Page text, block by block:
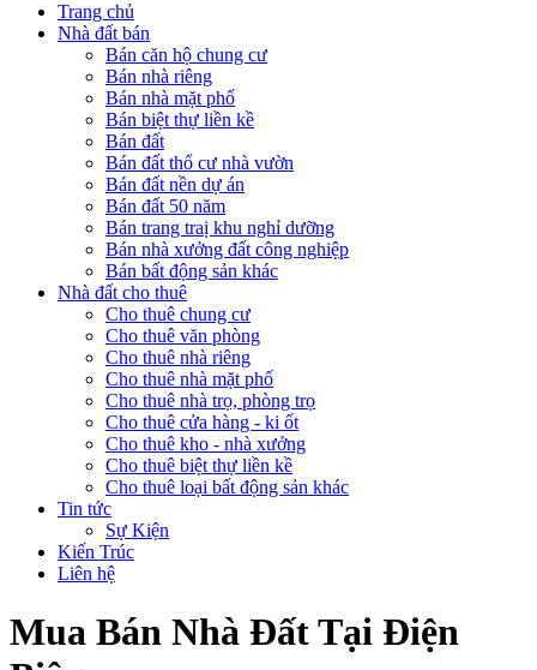
Trang chủ
Nhà đất bán
Bán căn hộ chung cư
Bán nhà riêng
Bán nhà mặt phố
Bán biệt thự liền kề
Bán đất
Bán đất thổ cư nhà vườn
Bán đất nền dự án
Bán đất 50 năm
Bán trang traị khu nghỉ dưỡng
Bán nhà xưởng đất công nghiệp
Bán bất động sản khác
Nhà đất cho thuê
Cho thuê chung cư
Cho thuê văn phòng
Cho thuê nhà riêng
Cho thuê nhà mặt phố
Cho thuê nhà trọ, phòng trọ
Cho thuê cửa hàng - ki ốt
Cho thuê kho - nhà xưởng
Cho thuê biệt thự liền kề
Cho thuê loại bất động sản khác
Tin tức
Sự Kiện
Kiến Trúc
Liên hệ
Mua Bán Nhà Đất Tại Điện